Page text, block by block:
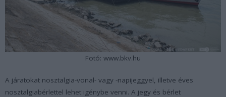
Fotó: www.bkv.hu
A járatokat nosztalgia-vonal- vagy -napijeggyel, illetve éves
nosztalgiabérlettel lehet igénybe venni. A jegy és bérlet